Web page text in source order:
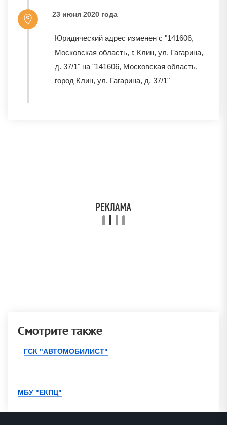
23 июня 2020 года
Юридический адрес изменен с "141606,
Московская область, г. Клин, ул. Гагарина,
д. 37/1" на "141606, Московская область,
город Клин, ул. Гагарина, д. 37/1"
Смотрите также
ГСК "АВТОМОБИЛИСТ"
МБУ "ЕКПЦ"